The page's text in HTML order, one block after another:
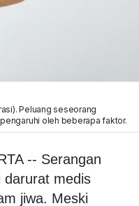
Peluang seseorang
oleh beberapa faktor.
-- Serangan
darurat medis
jiwa. Meski